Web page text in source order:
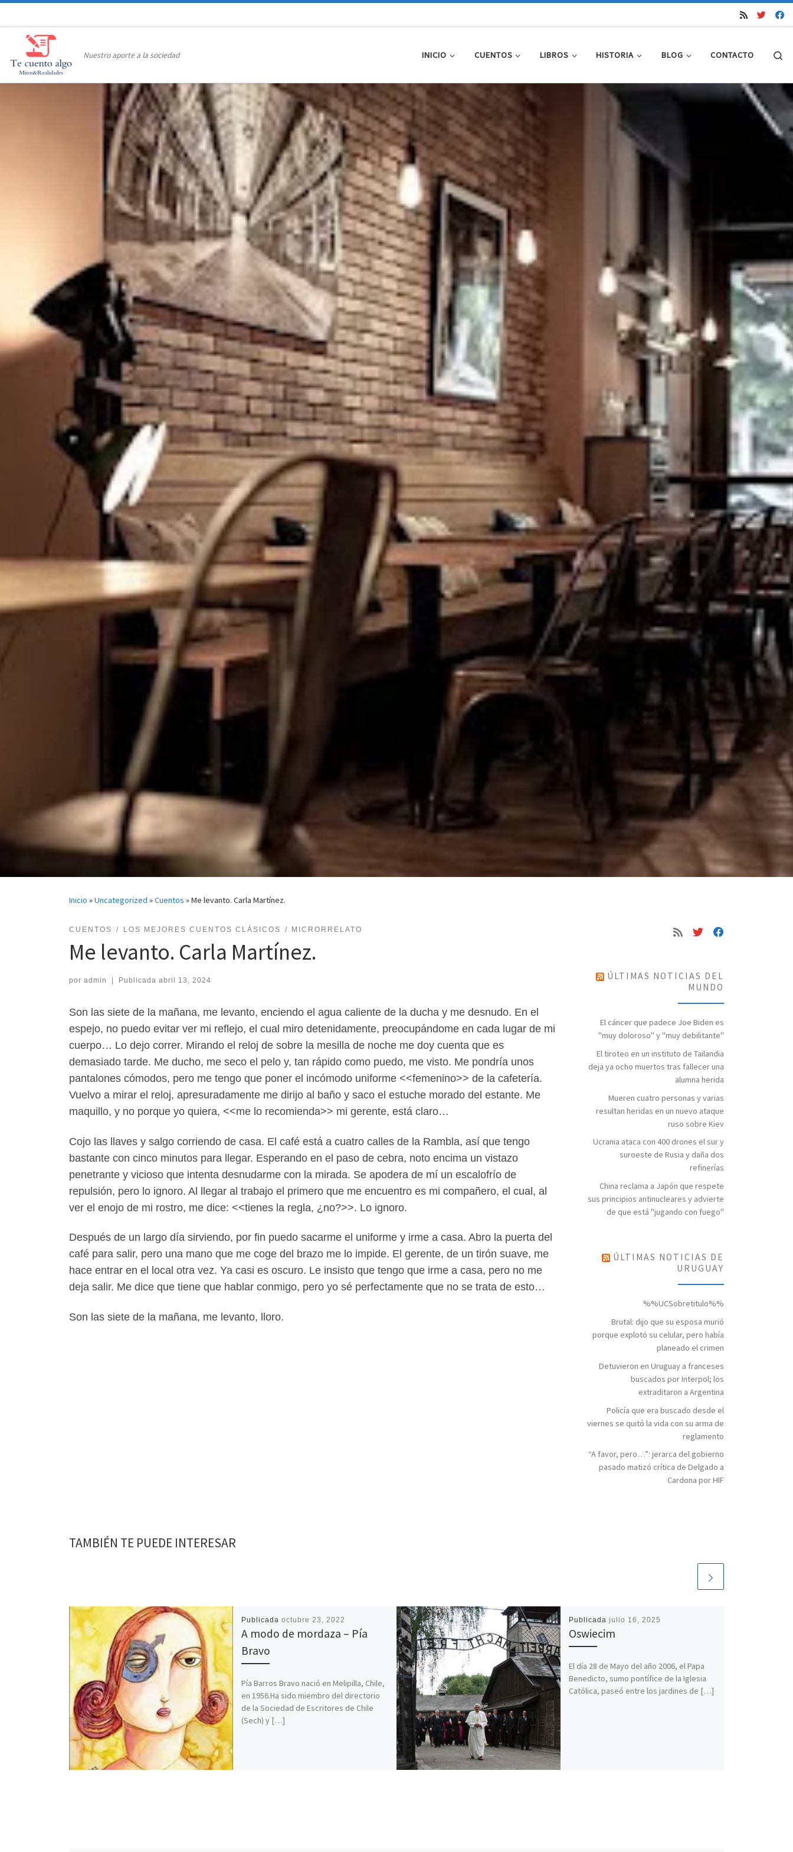
Nuestro aporte a la sociedad INICIO CUENTOS LIBROS HISTORIA BLOG CONTACTO
Inicio »Uncategorized »Cuentos »Me levanto. Carla Martínez.
CUENTOS LOS MEJORES CUENTOS CLÁSICOS MICRORRELATO
Me levanto. Carla Martínez.
por admin Publicada abril 13, 2024
Son las siete de la mañana, me levanto, enciendo el agua caliente de la ducha y me desnudo. En el
espejo, no puedo evitar ver mi reflejo, el cual miro detenidamente, preocupándome en cada lugar de mi
cuerpo… Lo dejo correr. Mirando el reloj de sobre la mesilla de noche me doy cuenta que es
demasiado tarde. Me ducho, me seco el pelo y, tan rápido como puedo, me visto. Me pondría unos
pantalones cómodos, pero me tengo que poner el incómodo uniforme <<femenino>> de la cafetería.
Vuelvo a mirar el reloj, apresuradamente me dirijo al baño y saco el estuche morado del estante. Me
maquillo, y no porque yo quiera, <<me lo recomienda>> mi gerente, está claro…
Cojo las llaves y salgo corriendo de casa. El café está a cuatro calles de la Rambla, así que tengo
bastante con cinco minutos para llegar. Esperando en el paso de cebra, noto encima un vistazo
penetrante y vicioso que intenta desnudarme con la mirada. Se apodera de mí un escalofrío de
repulsión, pero lo ignoro. Al llegar al trabajo el primero que me encuentro es mi compañero, el cual, al
ver el enojo de mi rostro, me dice: <<tienes la regla, ¿no?>>. Lo ignoro.
Después de un largo día sirviendo, por fin puedo sacarme el uniforme y irme a casa. Abro la puerta del
café para salir, pero una mano que me coge del brazo me lo impide. El gerente, de un tirón suave, me
hace entrar en el local otra vez. Ya casi es oscuro. Le insisto que tengo que irme a casa, pero no me
deja salir. Me dice que tiene que hablar conmigo, pero yo sé perfectamente que no se trata de esto…
Son las siete de la mañana, me levanto, lloro.
TAMBIÉN TE PUEDE INTERESAR
Publicada octubre 23, 2022
A modo de mordaza – Pía
Bravo
Pía Barros Bravo nació en Melipilla, Chile,
en 1956.Ha sido miembro del directorio
de la Sociedad de Escritores de Chile
(Sech) y […]
Publicada julio 16, 2025
Oswiecim
El día 28 de Mayo del año 2006, el Papa
Benedicto, sumo pontífice de la Iglesia
Católica, paseó entre los jardines de […]
ÚLTIMAS NOTICIAS DEL
MUNDO
El cáncer que padece Joe Biden es
"muy doloroso" y "muy debilitante"
El tiroteo en un instituto de Tailandia
deja ya ocho muertos tras fallecer una
alumna herida
Mueren cuatro personas y varias
resultan heridas en un nuevo ataque
ruso sobre Kiev
Ucrania ataca con 400 drones el sur y
suroeste de Rusia y daña dos
refinerías
China reclama a Japón que respete
sus principios antinucleares y advierte
de que está "jugando con fuego"
ÚLTIMAS NOTICIAS DE
URUGUAY
%%UCSobretitulo%%
Brutal: dijo que su esposa murió
porque explotó su celular, pero había
planeado el crimen
Detuvieron en Uruguay a franceses
buscados por Interpol; los
extraditaron a Argentina
Policía que era buscado desde el
viernes se quitó la vida con su arma de
reglamento
“A favor, pero…”: jerarca del gobierno
pasado matizó crítica de Delgado a
Cardona por HIF